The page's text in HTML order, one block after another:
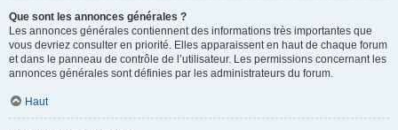
Que sont les annonces générales ?
Les annonces générales contiennent des informations très importantes que
vous devriez consulter en priorité. Elles apparaissent en haut de chaque forum
et dans le panneau de contrôle de l’utilisateur. Les permissions concernant les
annonces générales sont définies par les administrateurs du forum.
Haut